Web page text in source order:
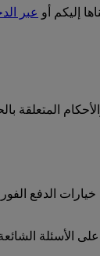
إليكم أو عبر
المتعلقة
الدفع
الأسئلة